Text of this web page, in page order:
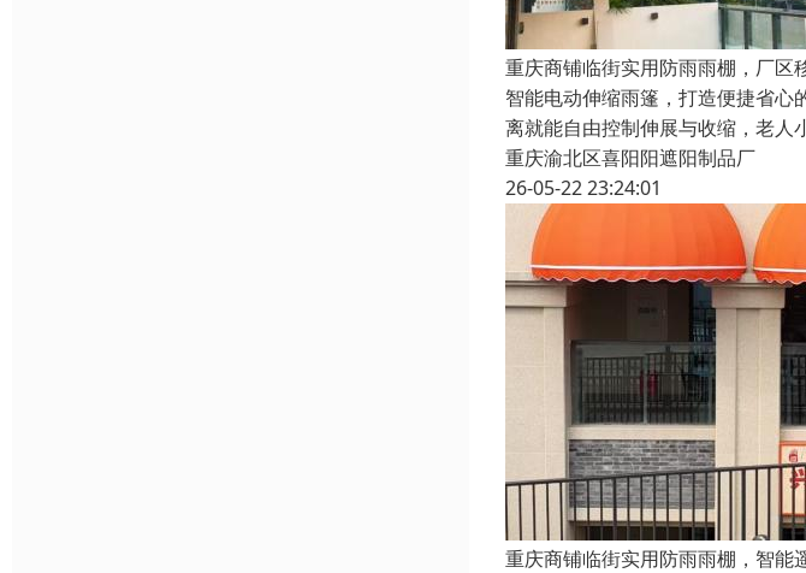
重庆商铺临街实用防雨雨棚，厂区
智能电动伸缩雨篷，打造便捷省
离就能自由控制伸展与收缩，老人
重庆渝北区喜阳阳遮阳制品厂
26-05-22 23:24:01
重庆商铺临街实用防雨雨棚，智能